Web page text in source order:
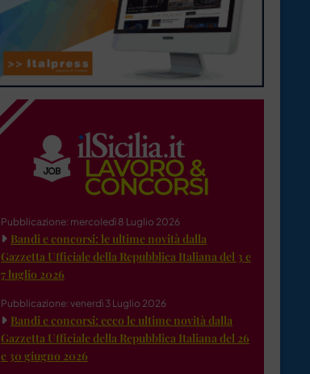
Pubblicazione: mercoledì 8 Luglio 2026
Bandi e concorsi: le ultime novità dalla
Gazzetta Ufficiale della Repubblica Italiana del 3 e
7 luglio 2026
Pubblicazione: venerdì 3 Luglio 2026
Bandi e concorsi: ecco le ultime novità dalla
Gazzetta Ufficiale della Repubblica Italiana del 26
e 30 giugno 2026